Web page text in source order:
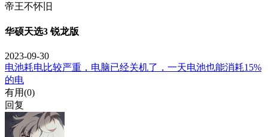
帝王不怀旧
华硕天选3 锐龙版
2023-09-30
电池耗电比较严重，电脑已经关机了，一天电池也能消耗15%
的电
有用(0)
回复